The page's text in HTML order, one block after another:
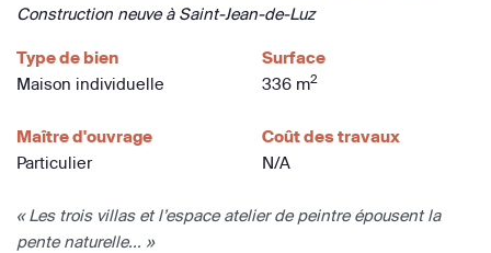
Construction neuve à Saint-Jean-de-Luz
Type de bien
Maison individuelle
Surface
336 m2
Maître d'ouvrage
Particulier
Coût des travaux
N/A
« Les trois villas et l’espace atelier de peintre épousent la
pente naturelle... »